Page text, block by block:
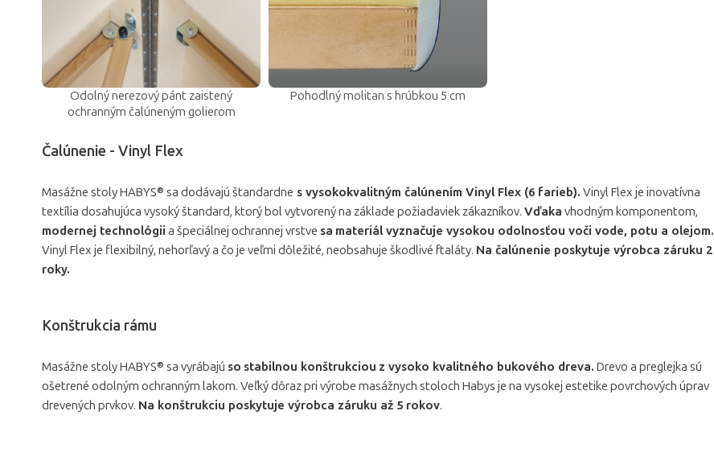
Odolný nerezový pánt zaistený
ochranným čalúneným golierom
Pohodlný molitan s hrúbkou 5 cm
Čalúnenie - Vinyl Flex
Masážne stoly HABYS® sa dodávajú štandardne s vysokokvalitným čalúnením Vinyl Flex (6 farieb). Vinyl Flex je inovatívna
textília dosahujúca vysoký štandard, ktorý bol vytvorený na základe požiadaviek zákazníkov. Vďaka vhodným komponentom,
modernej technológii a špeciálnej ochrannej vrstve sa materiál vyznačuje vysokou odolnosťou voči vode, potu a olejom.
Vinyl Flex je flexibilný, nehorľavý a čo je veľmi dôležité, neobsahuje škodlivé ftaláty. Na čalúnenie poskytuje výrobca záruku 2
roky.
Konštrukcia rámu
Masážne stoly HABYS® sa vyrábajú so stabilnou konštrukciou z vysoko kvalitného bukového dreva. Drevo a preglejka sú
ošetrené odolným ochranným lakom. Veľký dôraz pri výrobe masážnych stoloch Habys je na vysokej estetike povrchových úprav
drevených prvkov. Na konštrukciu poskytuje výrobca záruku až 5 rokov.